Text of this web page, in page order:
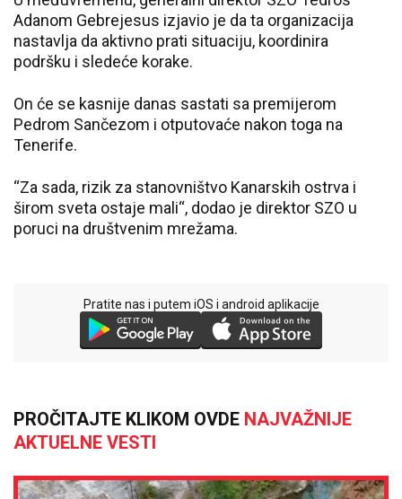
Adanom Gebrejesus izjavio je da ta organizacija
nastavlja da aktivno prati situaciju, koordinira
podršku i sledeće korake.
On će se kasnije danas sastati sa premijerom
Pedrom Sančezom i otputovaće nakon toga na
Tenerife.
“Za sada, rizik za stanovništvo Kanarskih ostrva i
širom sveta ostaje mali“, dodao je direktor SZO u
poruci na društvenim mrežama.
Pratite nas i putem iOS i android aplikacije
PROČITAJTE KLIKOM OVDE NAJVAŽNIJE
AKTUELNE VESTI